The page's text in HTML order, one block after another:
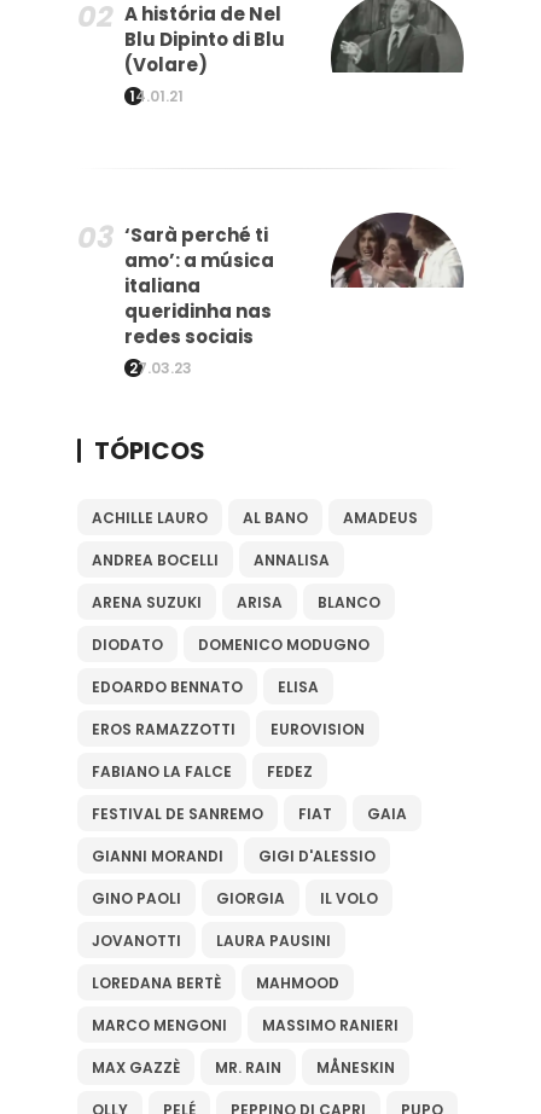
A história de Nel
Blu Dipinto di Blu
(Volare)
14.01.21
‘Sarà perché ti
amo’: a música
italiana
queridinha nas
redes sociais
27.03.23
TÓPICOS
ACHILLE LAURO AL BANO AMADEUS
ANDREA BOCELLI ANNALISA
ARENA SUZUKI ARISA BLANCO
DIODATO DOMENICO MODUGNO
EDOARDO BENNATO ELISA
EROS RAMAZZOTTI EUROVISION
FABIANO LA FALCE FEDEZ
FESTIVAL DE SANREMO FIAT GAIA
GIANNI MORANDI GIGI D'ALESSIO
GINO PAOLI GIORGIA IL VOLO
JOVANOTTI LAURA PAUSINI
LOREDANA BERTÈ MAHMOOD
MARCO MENGONI MASSIMO RANIERI
MAX GAZZÈ MR. RAIN MÅNESKIN